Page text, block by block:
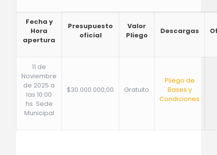
Fecha y
Hora
apertura
Presupuesto
oficial
Valor
Pliego
Descargas
11 de
Noviembre
de 2025 a
las 10:00
hs. Sede
Municipal
$30.000.000,00 Gratuito
Pliego de
Bases y
Condiciones